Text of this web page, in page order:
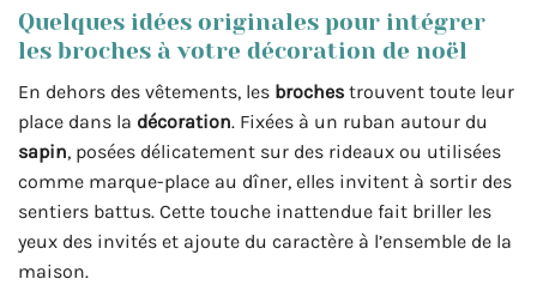
Quelques idées originales pour intégrer
les broches à votre décoration de noël
En dehors des vêtements, les broches trouvent toute leur
place dans la décoration. Fixées à un ruban autour du
sapin, posées délicatement sur des rideaux ou utilisées
comme marque-place au dîner, elles invitent à sortir des
sentiers battus. Cette touche inattendue fait briller les
yeux des invités et ajoute du caractère à l’ensemble de la
maison.